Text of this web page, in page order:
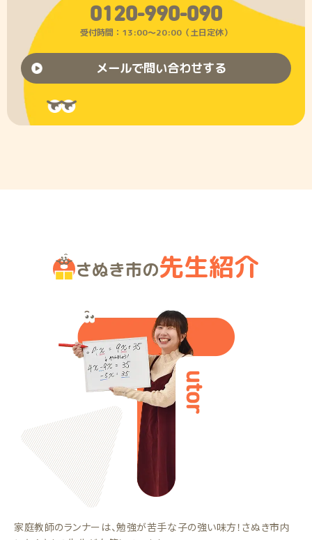
0120-990-090
受付時間：13:00〜20:00（土日定休）
メールで問い合わせする
さぬき市の先生紹介
家庭教師のランナーは、勉強が苦手な子の強い味方！さぬき市内